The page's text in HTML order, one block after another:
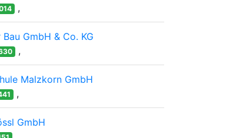
,
Bau GmbH & Co. KG
,
Malzkorn GmbH
,
GmbH